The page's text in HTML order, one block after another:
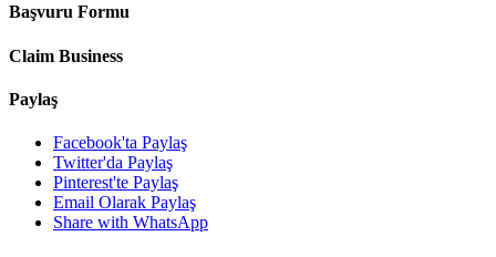
Başvuru Formu
Claim Business
Paylaş
Facebook'ta Paylaş
Twitter'da Paylaş
Pinterest'te Paylaş
Email Olarak Paylaş
Share with WhatsApp